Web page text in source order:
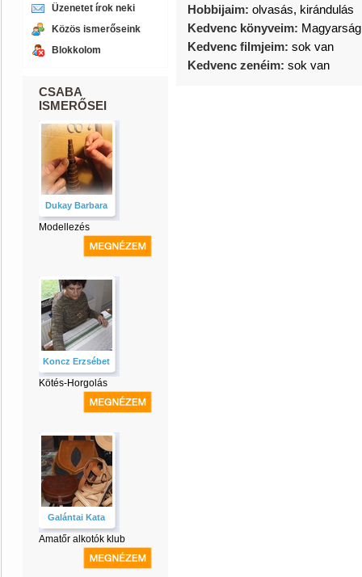
Üzenetet írok neki
Közös ismerőseink
Blokkolom
CSABA
ISMERŐSEI
Dukay Barbara
Modellezés
Koncz Erzsébet
Kötés-Horgolás
Galántai Kata
Amatőr alkotók klub
Hobbijaim: olvasás, kirándulás
Kedvenc könyveim:
Kedvenc filmjeim: sok van
Kedvenc zenéim: sok van